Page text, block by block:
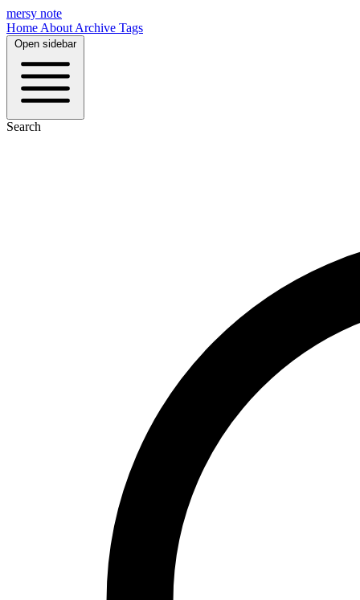
mersy note
Home About Archive Tags
Open sidebar
Search